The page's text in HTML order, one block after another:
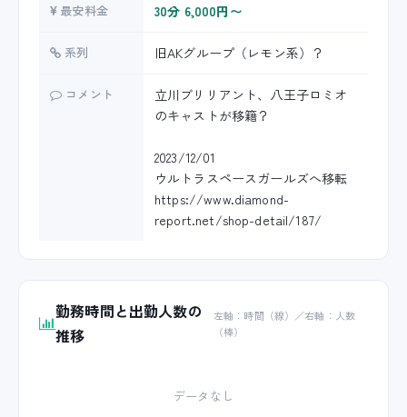
最安料金 30分 6,000円〜
系列 旧AKグループ（レモン系）？
コメント
立川ブリリアント、八王子ロミオ
のキャストが移籍？
2023/12/01
ウルトラスペースガールズへ移転
https://www.diamond-
report.net/shop-detail/187/
勤務時間と出勤人数の
推移
左軸：時間（線）／右軸：人数
（棒）
データなし